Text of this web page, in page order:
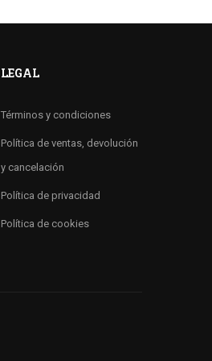
LEGAL
Términos y condiciones
Política de ventas, devolución
y cancelación
Política de privacidad
Política de cookies